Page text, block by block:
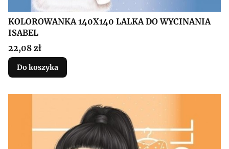
KOLOROWANKA 140X140 LALKA DO WYCINANIA
ISABEL
Cena
22,08 zł
Do koszyka